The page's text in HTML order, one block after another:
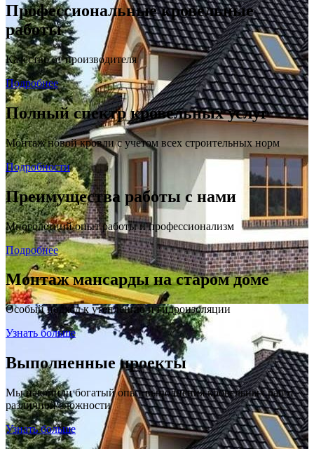
Профессиональные кровельные
работы
Качество от производителя
Подробнее
Полный спектр кровельных услуг
Монтаж новой кровли с учетом всех строительных норм
Подробности
Преимущества работы с нами
Многолетний опыт работы и профессионализм
Подробнее
Монтаж мансарды на старом доме
Особый подход к утеплению и гидроизоляции
Узнать больше
Выполненные проекты
Мы накопили богатый опыт выполнения кровельных работ
различной сложности
Узнать больше